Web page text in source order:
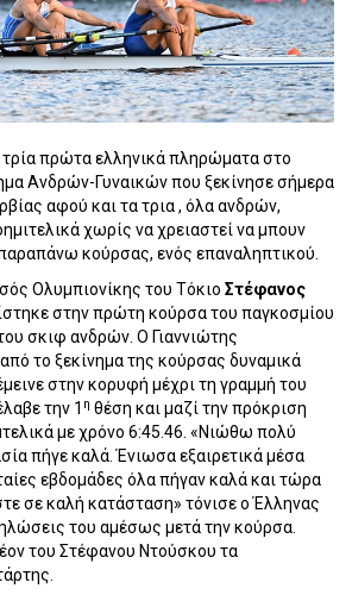
τρία πρώτα ελληνικά πληρώματα στο
Ανδρών-Γυναικών που ξεκίνησε σήμερα
αφού και τα τρια , όλα ανδρών,
χωρίς να χρειαστεί να μπουν
κούρσας, ενός επαναληπτικού.
Ολυμπιονίκης του Τόκιο Στέφανος
στην πρώτη κούρσα του παγκοσμίου
σκιφ ανδρών. Ο Γιαννιώτης
το ξεκίνημα της κούρσας δυναμικά
στην κορυφή μέχρι τη γραμμή του
την 1 η θέση και μαζί την πρόκριση
με χρόνο 6:45.46. «Νιώθω πολύ
πήγε καλά. Ένιωσα εξαιρετικά μέσα
εβδομάδες όλα πήγαν καλά και τώρα
σε καλή κατάσταση» τόνισε ο Έλληνας
του αμέσως μετά την κούρσα.
του Στέφανου Ντούσκου τα